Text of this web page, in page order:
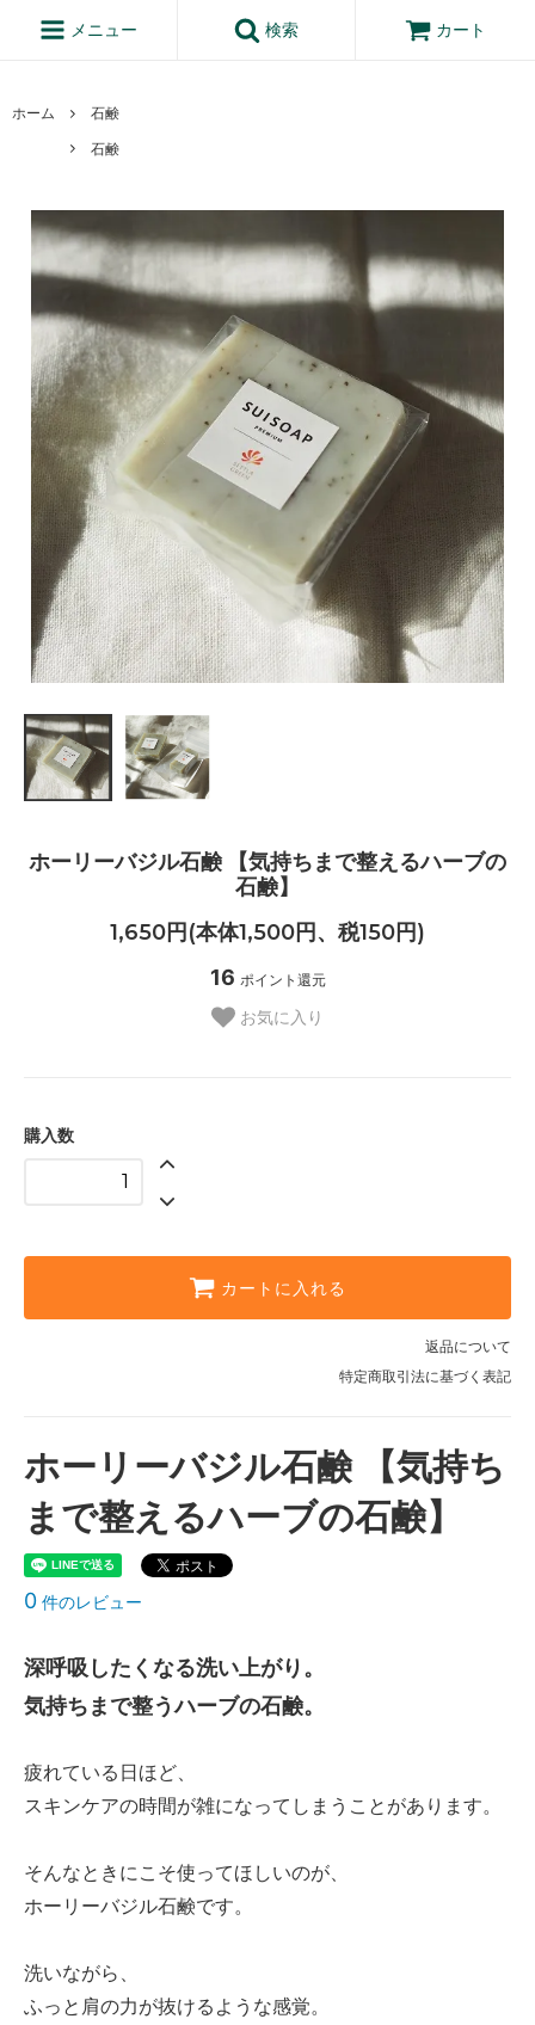
メニュー 検索 カート
ホーム
石鹸
石鹸
ホーリーバジル石鹸 【気持ちまで整えるハーブの
石鹸】
1,650円(本体1,500円、税150円)
16 ポイント還元
お気に入り
購入数
カートに入れる
返品について
特定商取引法に基づく表記
ホーリーバジル石鹸 【気持ち
まで整えるハーブの石鹸】
0 件のレビュー
深呼吸したくなる洗い上がり。
気持ちまで整うハーブの石鹸。
疲れている日ほど、
スキンケアの時間が雑になってしまうことがあります。
そんなときにこそ使ってほしいのが、
ホーリーバジル石鹸です。
洗いながら、
ふっと肩の力が抜けるような感覚。